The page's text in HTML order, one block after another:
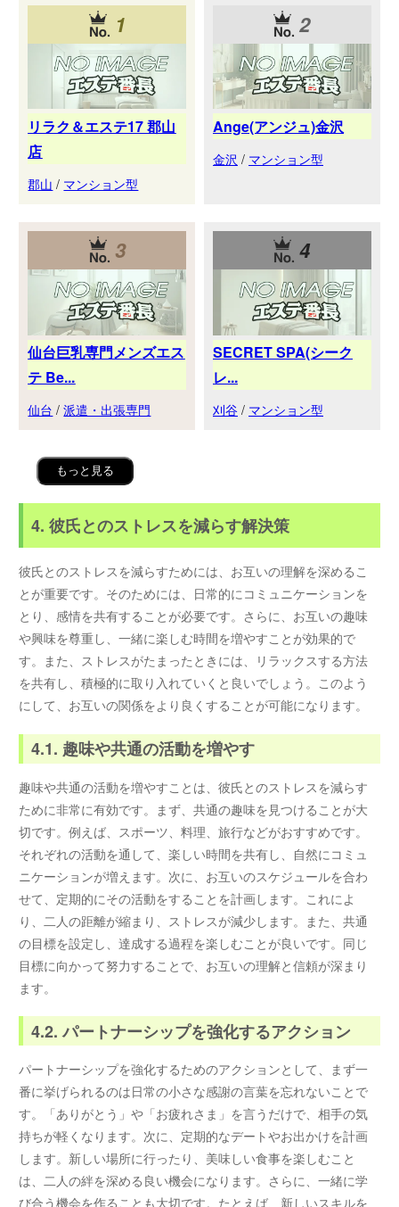
1
リラク＆エステ17 郡山
店
郡山 / マンション型
2
Ange(アンジュ)金沢
金沢 / マンション型
3
仙台巨乳専門メンズエス
テ Be...
仙台 /派遣・出張専門
4
SECRET SPA(シーク
レ...
刈谷 / マンション型
もっと見る
4. 彼氏とのストレスを減らす解決策
彼氏とのストレスを減らすためには、お互いの理解を深めるこ
とが重要です。そのためには、日常的にコミュニケーションを
とり、感情を共有することが必要です。さらに、お互いの趣味
や興味を尊重し、一緒に楽しむ時間を増やすことが効果的で
す。また、ストレスがたまったときには、リラックスする方法
を共有し、積極的に取り入れていくと良いでしょう。このよう
にして、お互いの関係をより良くすることが可能になります。
4.1. 趣味や共通の活動を増やす
趣味や共通の活動を増やすことは、彼氏とのストレスを減らす
ために非常に有効です。まず、共通の趣味を見つけることが大
切です。例えば、スポーツ、料理、旅行などがおすすめです。
それぞれの活動を通して、楽しい時間を共有し、自然にコミュ
ニケーションが増えます。次に、お互いのスケジュールを合わ
せて、定期的にその活動をすることを計画します。これによ
り、二人の距離が縮まり、ストレスが減少します。また、共通
の目標を設定し、達成する過程を楽しむことが良いです。同じ
目標に向かって努力することで、お互いの理解と信頼が深まり
ます。
4.2. パートナーシップを強化するアクション
パートナーシップを強化するためのアクションとして、まず一
番に挙げられるのは日常の小さな感謝の言葉を忘れないことで
す。「ありがとう」や「お疲れさま」を言うだけで、相手の気
持ちが軽くなります。次に、定期的なデートやお出かけを計画
します。新しい場所に行ったり、美味しい食事を楽しむこと
は、二人の絆を深める良い機会になります。さらに、一緒に学
び合う機会を作ることも大切です。たとえば、新しいスキルを